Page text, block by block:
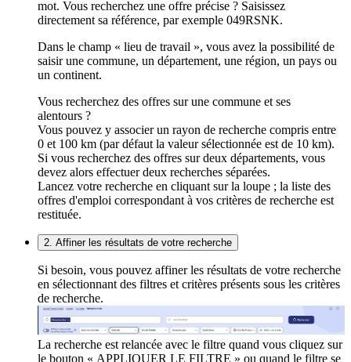
mot. Vous recherchez une offre précise ? Saisissez
directement sa référence, par exemple 049RSNK.
Dans le champ « lieu de travail », vous avez la possibilité de
saisir une commune, un département, une région, un pays ou
un continent.
Vous recherchez des offres sur une commune et ses
alentours ?
Vous pouvez y associer un rayon de recherche compris entre
0 et 100 km (par défaut la valeur sélectionnée est de 10 km).
Si vous recherchez des offres sur deux départements, vous
devez alors effectuer deux recherches séparées.
Lancez votre recherche en cliquant sur la loupe ; la liste des
offres d'emploi correspondant à vos critères de recherche est
restituée.
2. Affiner les résultats de votre recherche
Si besoin, vous pouvez affiner les résultats de votre recherche
en sélectionnant des filtres et critères présents sous les critères
de recherche.
La recherche est relancée avec le filtre quand vous cliquez sur
le bouton « APPLIQUER LE FILTRE » ou quand le filtre se